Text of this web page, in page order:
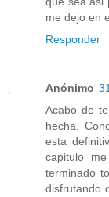
me dejo en
Responder
Anónimo
Acabo de
hecha.
esta
capitulo
terminado
disfrutando